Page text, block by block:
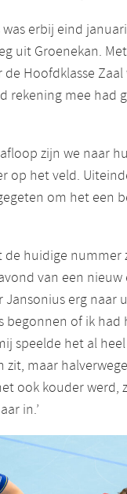
erbij eind
uit Groenekan.
Hoofdklasse Zaal
rekening mee had
zijn we naar
op het veld.
om het een
huidige nummer
van een
erg naar
begonnen of ik had
speelde het al
maar
ook kouder werd,
in.’